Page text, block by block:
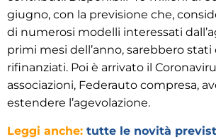
giugno, con la previsione che,
di numerosi modelli interessati
primi mesi dell’anno, sarebbero
rifinanziati. Poi è arrivato il
associazioni, Federauto compresa,
estendere l’agevolazione.
Leggi anche: tutte le novità